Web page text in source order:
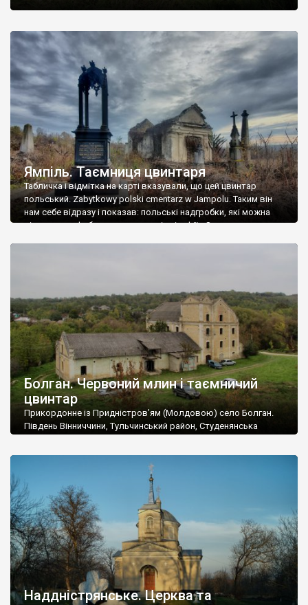
Ямпіль. Таємниця цвинтаря
Табличка і відмітка на карті вказували, що цей цвинтар
польський. Zabytkowy polski cmentarz w Jampolu. Таким він
нам себе відразу і показав: польські надгробки, які можна
віднести до фабричних, польські епітафії… Загалом цвинтар
Болган. Червоний млин і таємничий
цвинтар
Прикордонне із Придністров’ям (Молдовою) село Болган.
Південь Вінниччини, Тульчинський район, Студенянська
старовинний цвинтар із кам’яними хрестами. Всі епітафії, які
збереглися, написані кирилицею, церковнослов’янською
мовою. За всіма традиційними ознаками – цвинтар
український. Хрести датуються 19 століттям. У 1924-1940
роках Болган […]
Наддністрянське. Церква та